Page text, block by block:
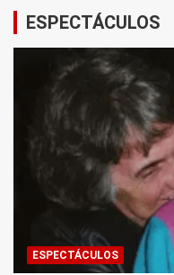
ESPECTÁCULOS
ESPECTÁCULOS